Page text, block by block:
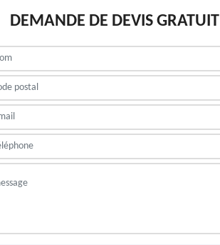
DEMANDE DE DEVIS GRATUIT